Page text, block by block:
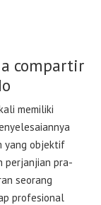
compartir
memiliki
yang objektif
perjanjian pra-
seorang
profesional